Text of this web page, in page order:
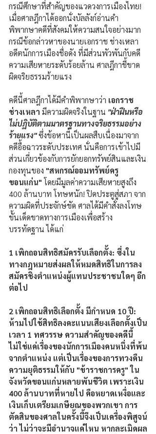
กรณีศึกษาที่สำคัญของแวดวงการเมืองไทย!
เมื่อศาลฎีกาได้ออกนั่งบัลลังก์อ่านคำ
พิพากษาคดีที่สังคมให้ความสนใจอย่างมาก
กรณีข้อกล่าวหาของนายเอกราช ช่างเหลา
อดีตนักการเมืองชื่อดัง ที่มีส่วนพัวพันกับคดี
ความเสียหายระดับร้อยล้าน ศาลฎีกาชี้ขาด
ผิดจริยธรรมร้ายแรง
คดีนี้ศาลฎีกาได้มีคำพิพากษาว่า เอกราช
ช่างเหลา มีความผิดจริงในฐาน "ฝ่าฝืนหรือ
ไม่ปฏิบัติตามมาตรฐานทางจริยธรรมอย่าง
ร้ายแรง" ซึ่งข้อหานี้เป็นผลสืบเนื่องมาจาก
คดีอื้อฉาวระดับประเทศ นั่นคือการเข้าไปมี
ส่วนเกี่ยวข้องกับการยักยอกทรัพย์สินและเงิน
กองทุนของ "สหกรณ์ออมทรัพย์ครู
ขอนแก่น" โดยมีมูลค่าความเสียหายสูงถึง
400 ล้านบาท โทษหนัก! ปิดประตูสู่สภา จาก
ความผิดที่ประจักษ์ชัด ศาลได้มีคำสั่งลงโทษ
ขั้นเด็ดขาดทางการเมืองเพื่อสร้าง
บรรทัดฐาน ได้แก่
1 เพิกถอนสิทธิสมัครรับเลือกตั้ง: ซึ่งใน
ทางกฎหมายส่งผลให้หมดสิทธิในการลง
สมัครชิงตำแหน่งผู้แทนประชาชนใดๆ อีก
ต่อไป
2 เพิกถอนสิทธิเลือกตั้ง มีกำหนด 10 ปี:
ห้ามไปใช้สิทธิลงคะแนนเสียงเลือกตั้งเป็น
เวลา 1 ทศวรรษ ความสำคัญของคดีนี้
ไม่ใช่แค่เรื่องของนักการเมืองคนหนึ่งที่พ้น
จากตำแหน่ง แต่เป็นเรื่องของการทวงคืน
ความยุติธรรมให้กับ "ข้าราชการครู" ใน
จังหวัดขอนแก่นหลายพันชีวิต เพราะเงิน
400 ล้านบาทที่หายไป คือหยาดเหงื่อและ
เงินเก็บเตรียมเกษียณของพวกเขา การ
ตัดสินของศาลในครั้งนี้จึงเป็นเครื่องพิสูจน์
ว่า ไม่ว่าจะมีอำนาจแค่ไหน หากละเมิดผล